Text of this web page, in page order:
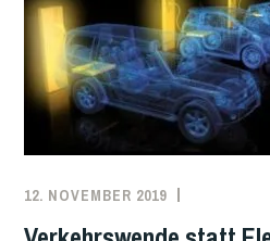
12. NOVEMBER 2019